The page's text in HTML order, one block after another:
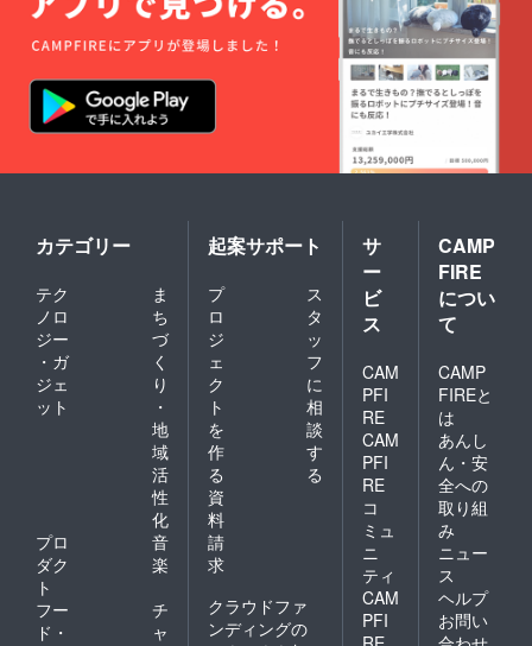
カテゴリー
テク
ノロ
ジー
・ガ
ジェ
ット
ま
ち
づ
く
り
・
地
域
活
性
化
プロ
ダク
ト
音
楽
フー
ド・
チ
ャ
起案サポート
プ
ロ
ジ
ェ
ク
ト
を
作
る
ス
タ
ッ
フ
に
相
談
す
る
資
料
請
求
クラウドファ
ンディングの
サ
ー
ビ
ス
CAM
PFI
RE
CAM
PFI
RE
コ
ミュ
ニ
ティ
CAM
PFI
CAMP
FIRE
につい
て
CAMP
FIREと
は
あんし
ん・安
全への
取り組
み
ニュー
ス
ヘルプ
お問い